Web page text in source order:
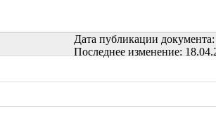
Дата публикации
Последнее изменение: